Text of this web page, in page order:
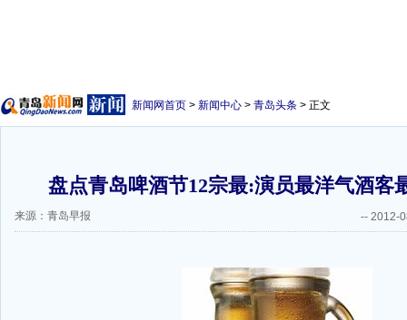
新闻网首页 > 新闻中心 > 青岛头条 > 正文
盘点青岛啤酒节12宗最:演员最洋气酒客
来源：青岛早报 -- 2012-